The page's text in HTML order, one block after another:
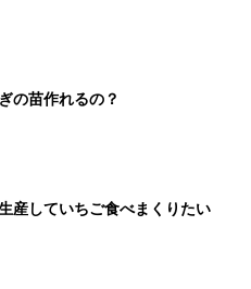
の苗作れるの？
産していちご食べまくりたい